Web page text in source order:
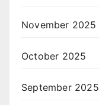
November 2025
October 2025
September 2025